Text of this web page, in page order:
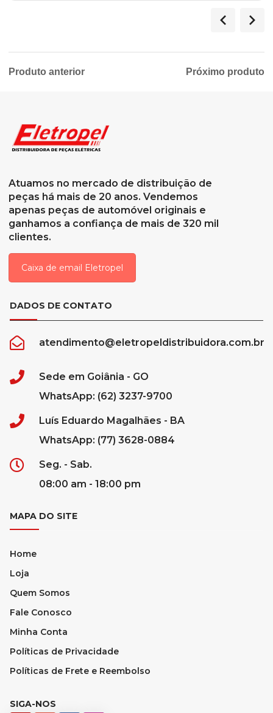
Produto anterior Próximo produto
Atuamos no mercado de distribuição de
peças há mais de 20 anos. Vendemos
apenas peças de automóvel originais e
ganhamos a confiança de mais de 320 mil
clientes.
Caixa de email Eletropel
DADOS DE CONTATO
atendimento@eletropeldistribuidora.com.br
Sede em Goiânia - GO
WhatsApp: (62) 3237-9700
Luís Eduardo Magalhães - BA
WhatsApp: (77) 3628-0884
Seg. - Sab.
08:00 am - 18:00 pm
MAPA DO SITE
Home
Loja
Quem Somos
Fale Conosco
Minha Conta
Políticas de Privacidade
Políticas de Frete e Reembolso
SIGA-NOS